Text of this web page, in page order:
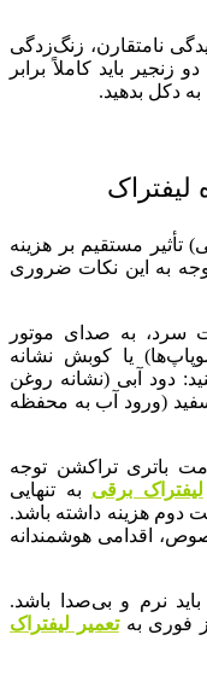
نامتقارن، زنگ‌زدگی
باید کاملاً برابر
دکل بدهید.
تأثیر مستقیم بر هزینه
به این نکات ضروری
سرد، به صدای موتور
یا کوبش نشانه
دود آبی (نشانه روغن
(ورود آب به محفظه
باتری تراکشن توجه
لیفتراک برقی به تنهایی
دست دوم هزینه داشته باشد.
اقدامی هوشمندانه
نرم و بی‌صدا باشد.
فوری بهتعمیر لیفتراک